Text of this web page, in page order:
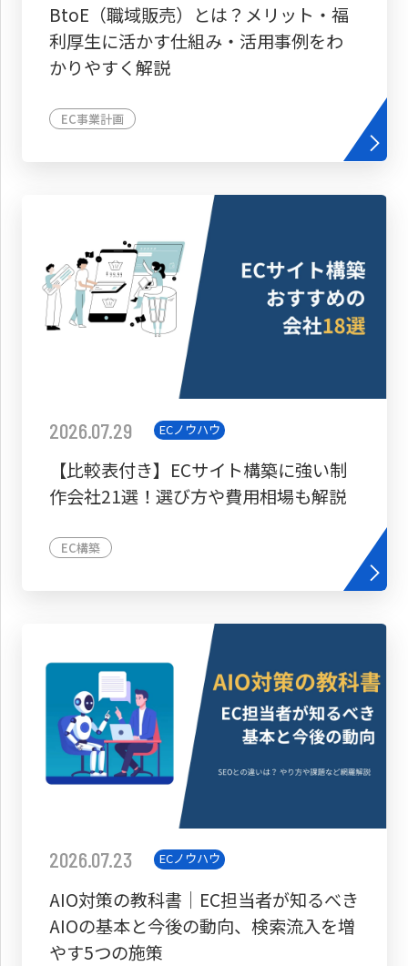
BtoE（職域販売）とは？メリット・福
利厚生に活かす仕組み・活用事例をわ
かりやすく解説
EC事業計画
2026.07.29 ECノウハウ
【比較表付き】ECサイト構築に強い制
作会社21選！選び方や費用相場も解説
EC構築
2026.07.23 ECノウハウ
AIO対策の教科書│EC担当者が知るべき
AIOの基本と今後の動向、検索流入を増
やす5つの施策